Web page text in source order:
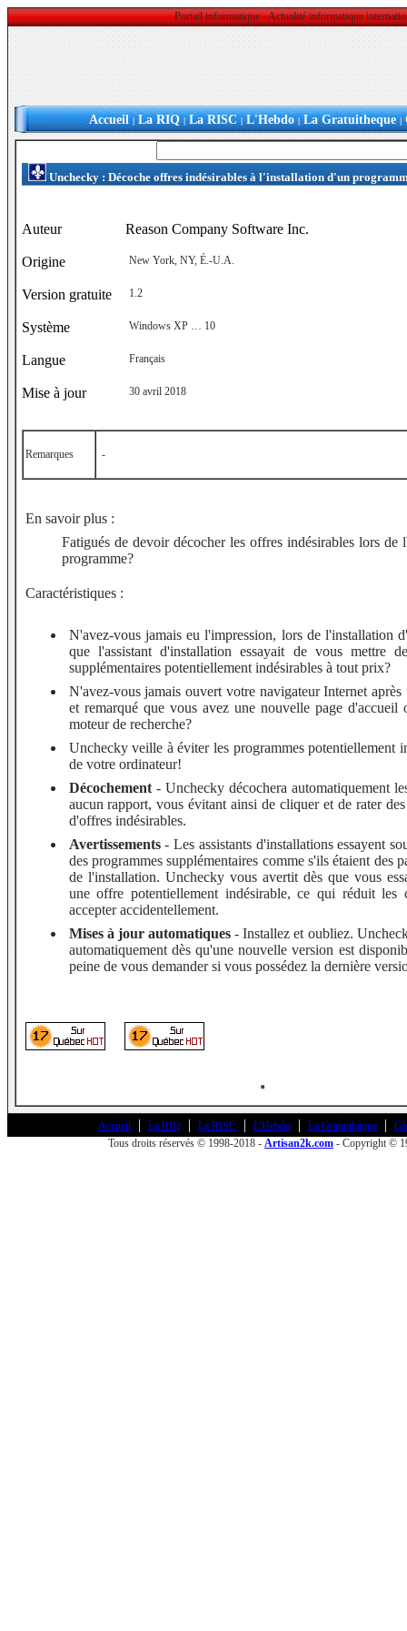
Portail informatique - Actualité informatique
Accueil | La RIQ | La RISC | L'Hebdo | La Gratuitheque |
Unchecky : Décoche offres indésirables à l'installation d'un
Auteur Reason Company Software Inc.
Origine New York, NY, É.-U.A.
Version gratuite 1.2
Système Windows XP … 10
Langue Français
Mise à jour 30 avril 2018
Remarques -
En savoir plus :
Fatigués de devoir décocher les offres indésirables lors de
programme?
Caractéristiques :
N'avez-vous jamais eu l'impression, lors de l'installation
que l'assistant d'installation essayait de vous mettre
supplémentaires potentiellement indésirables à tout prix?
N'avez-vous jamais ouvert votre navigateur Internet après
et remarqué que vous avez une nouvelle page d'accueil
moteur de recherche?
Unchecky veille à éviter les programmes potentiellement
de votre ordinateur!
Décochement- Unchecky décochera automatiquement
aucun rapport, vous évitant ainsi de cliquer et de rater des
d'offres indésirables.
Avertissements- Les assistants d'installations essayent
des programmes supplémentaires comme s'ils étaient des
de l'installation. Unchecky vous avertit dès que vous
une offre potentiellement indésirable, ce qui réduit les
accepter accidentellement.
Mises à jour automatiques - Installez et oubliez.
automatiquement dès qu'une nouvelle version est
peine de vous demander si vous possédez la dernière
Accueil | La RIQ | La RISC | L'Hebdo | La Gratuithèque |
Tous droits réservés © 1998-2018 - Artisan2k.com - Copyright ©